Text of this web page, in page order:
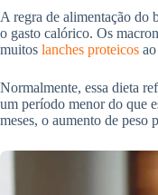
A regra de alimentação do
o gasto calórico. Os
muitos lanches proteicos
Normalmente, essa dieta
um período menor do que
meses, o aumento de peso